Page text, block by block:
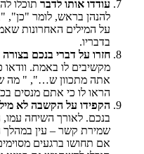
עודדו אותו לדבר תוכלו
להנהן בראש, לומר "כן",
על המילים האחרונות
בדבריו.
חזרו על דברי בנכם
מקשיבים לו באמת.
אתה מתכוון ש…", " מה
הראו לו כי אתם מנסים
הקפידו על הקשבה לא
בנכם. לאורך השיחה עמו,
שמירת קשר – עין
אם תחושו ברגעים